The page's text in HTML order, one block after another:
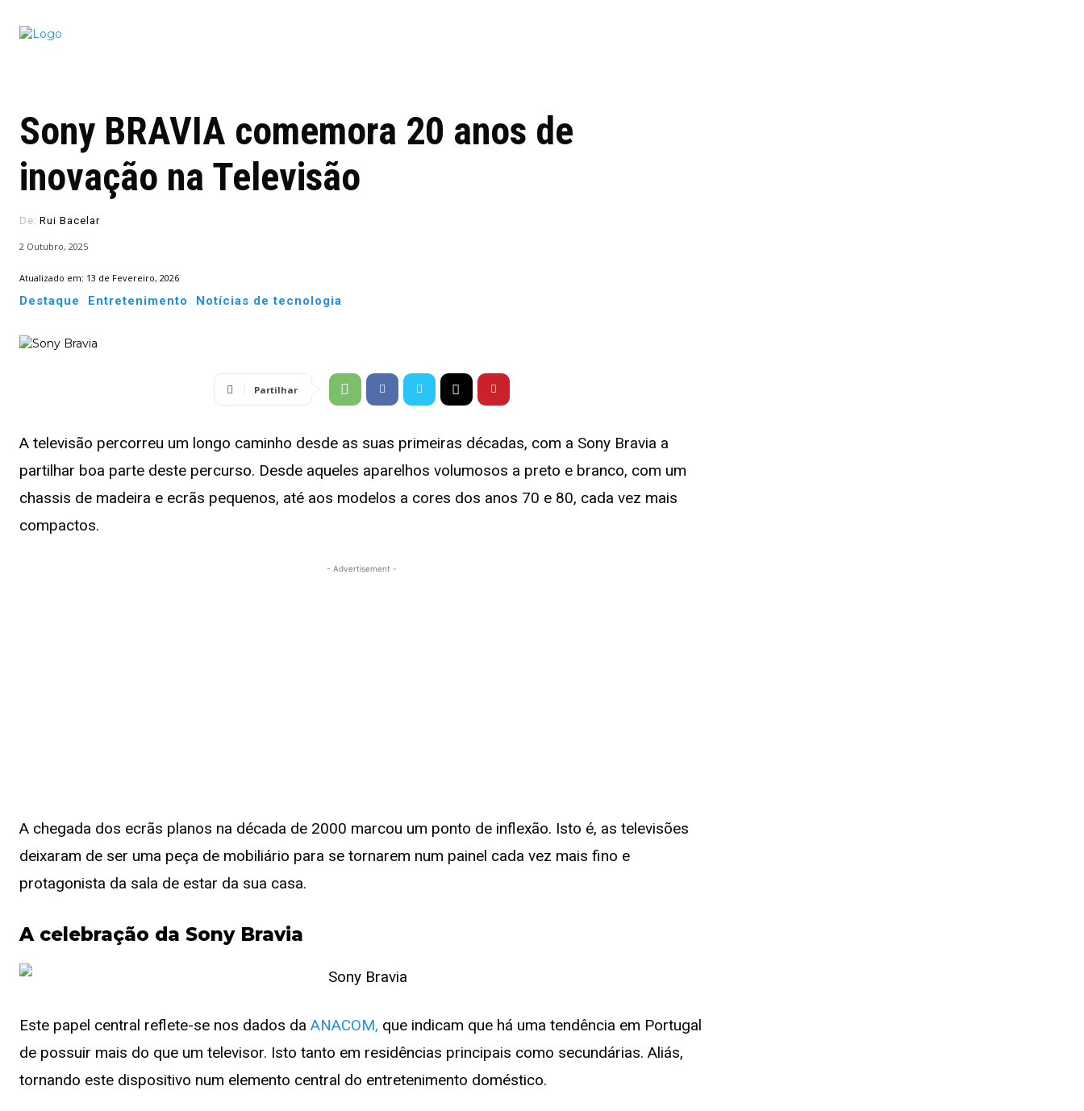
Sony BRAVIA comemora 20 anos de
inovação na Televisão
De: Rui Bacelar
2 Outubro, 2025
Atualizado em: 13 de Fevereiro, 2026
Destaque Entretenimento Notícias de tecnologia
Partilhar
A televisão percorreu um longo caminho desde as suas primeiras décadas, com a Sony Bravia a
partilhar boa parte deste percurso. Desde aqueles aparelhos volumosos a preto e branco, com um
chassis de madeira e ecrãs pequenos, até aos modelos a cores dos anos 70 e 80, cada vez mais
compactos.
- Advertisement -
A chegada dos ecrãs planos na década de 2000 marcou um ponto de inflexão. Isto é, as televisões
deixaram de ser uma peça de mobiliário para se tornarem num painel cada vez mais fino e
protagonista da sala de estar da sua casa.
A celebração da Sony Bravia
Este papel central reflete-se nos dados da ANACOM, que indicam que há uma tendência em Portugal
de possuir mais do que um televisor. Isto tanto em residências principais como secundárias. Aliás,
tornando este dispositivo num elemento central do entretenimento doméstico.